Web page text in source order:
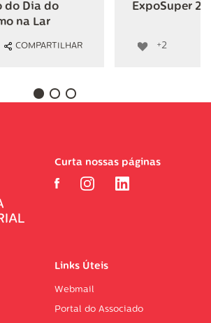
do Dia do
na Lar
COMPARTILHAR
ExpoSuper
+2
Links Úteis
Webmail
Portal do Associado
Curta nossas páginas